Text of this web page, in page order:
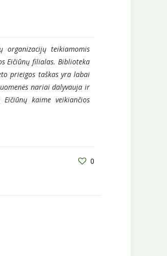
organizacijų teikiamomis
Eičiūnų filialas. Biblioteka
prieigos taškas yra labai
nariai dalyvauja ir
kaime veikiančios
0